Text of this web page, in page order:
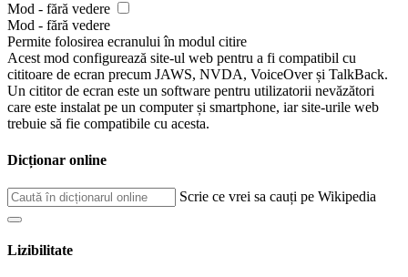
Mod - fără vedere
Mod - fără vedere
Permite folosirea ecranului în modul citire
Acest mod configurează site-ul web pentru a fi compatibil cu
cititoare de ecran precum JAWS, NVDA, VoiceOver și TalkBack.
Un cititor de ecran este un software pentru utilizatorii nevăzători
care este instalat pe un computer și smartphone, iar site-urile web
trebuie să fie compatibile cu acesta.
Dicționar online
Scrie ce vrei sa cauți pe Wikipedia
Lizibilitate